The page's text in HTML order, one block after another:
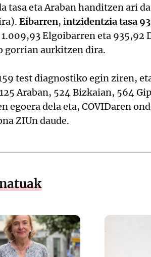
tasa eta Araban handitzen ari
Eibarren, intzidentzia tasa
Elgoibarren eta
gorrian aurkitzen dira.
test diagnostiko egin ziren,
Araban, 524 Bizkaian, 564
egoera dela eta, COVIDaren
ZIUn daude.